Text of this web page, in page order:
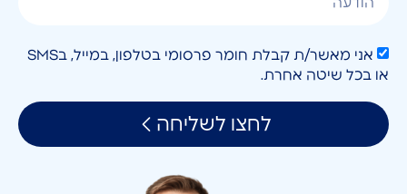
אני מאשר/ת קבלת חומר פרסומי בטלפון, במייל, בSMS
או בכל שיטה אחרת.
לחצו לשליחה